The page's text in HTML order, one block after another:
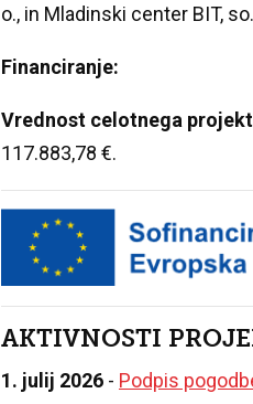
o., in Mladinski center BIT,
Financiranje:
Vrednost celotnega
117.883,78 €.
AKTIVNOSTI
1. julij 2026 - Podpis